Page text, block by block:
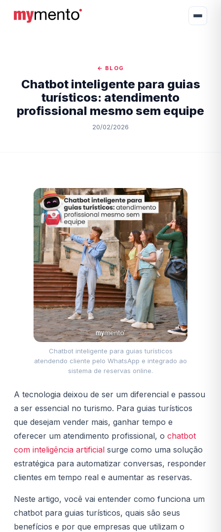
← BLOG
Chatbot inteligente para guias
turísticos: atendimento
profissional mesmo sem equipe
20/02/2026
Chatbot inteligente para guias turísticos
atendendo cliente pelo WhatsApp e integrado ao
sistema de reservas online.
A tecnologia deixou de ser um diferencial e passou
a ser essencial no turismo. Para guias turísticos
que desejam vender mais, ganhar tempo e
oferecer um atendimento profissional, o chatbot
com inteligência artificial surge como uma solução
estratégica para automatizar conversas, responder
clientes em tempo real e aumentar as reservas.
Neste artigo, você vai entender como funciona um
chatbot para guias turísticos, quais são seus
benefícios e por que empresas que utilizam o